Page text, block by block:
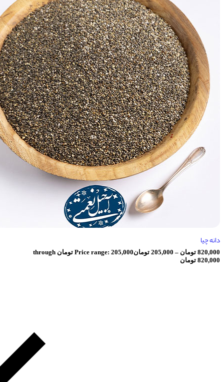
–
205,000 تومان Price range: 205,000 تومان through